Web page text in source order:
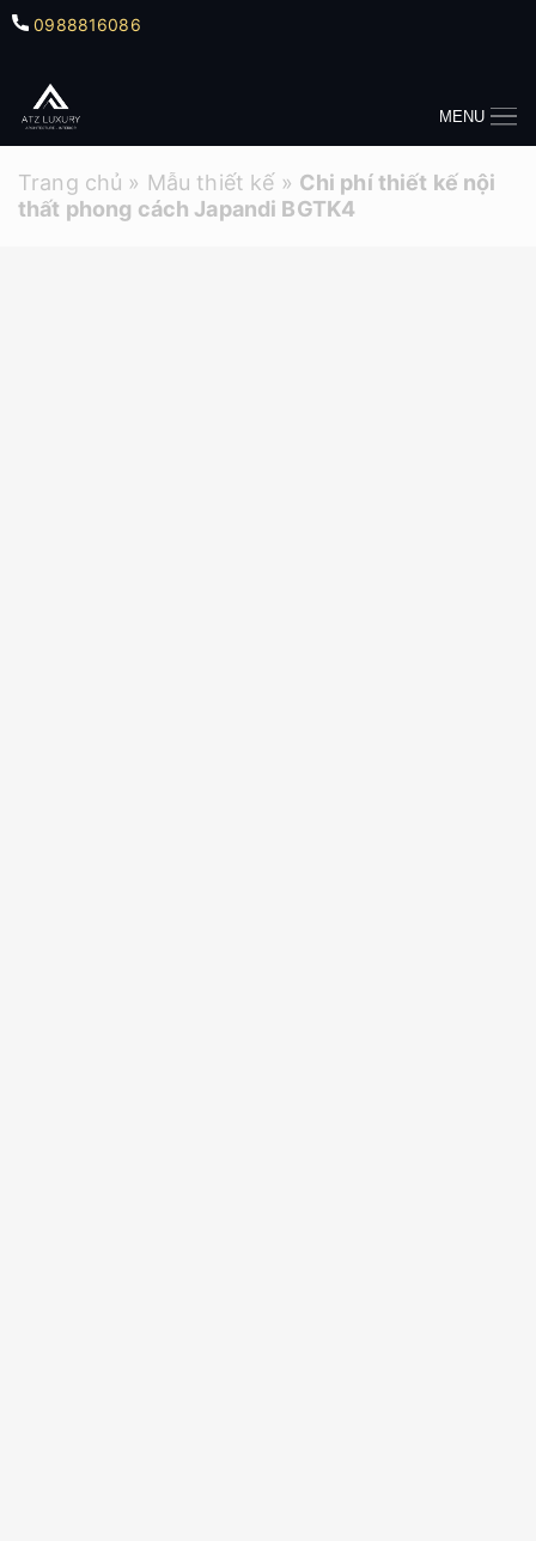
0988816086
MENU
Trang chủ » Mẫu thiết kế » Chi phí thiết kế nội
thất phong cách Japandi BGTK4